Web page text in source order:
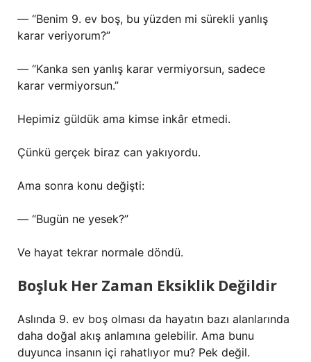
— “Benim 9. ev boş, bu yüzden mi sürekli yanlış
karar veriyorum?”
— “Kanka sen yanlış karar vermiyorsun, sadece
karar vermiyorsun.”
Hepimiz güldük ama kimse inkâr etmedi.
Çünkü gerçek biraz can yakıyordu.
Ama sonra konu değişti:
— “Bugün ne yesek?”
Ve hayat tekrar normale döndü.
Boşluk Her Zaman Eksiklik Değildir
Aslında 9. ev boş olması da hayatın bazı alanlarında
daha doğal akış anlamına gelebilir. Ama bunu
duyunca insanın içi rahatlıyor mu? Pek değil.